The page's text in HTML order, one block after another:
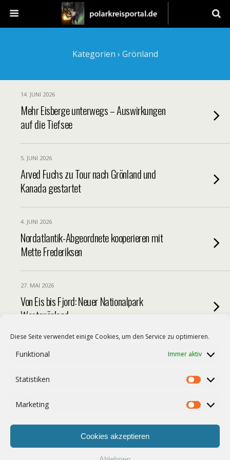
Diese Seite verwendet einige Cookies, um den Service zu optimieren.
Funktional Immer aktiv
Statistiken
Marketing
Cookies akzeptieren
Kategorien › Grönland
14. JUNI 2026
Mehr Eisberge unterwegs – Auswirkungen
auf die Tiefsee
5. JUNI 2026
Arved Fuchs zu Tour nach Grönland und
Kanada gestartet
4. JUNI 2026
Nordatlantik-Abgeordnete kooperieren mit
Mette Frederiksen
27. MAI 2026
Von Eis bis Fjord: Neuer Nationalpark
Westgrönland
Eröffnung